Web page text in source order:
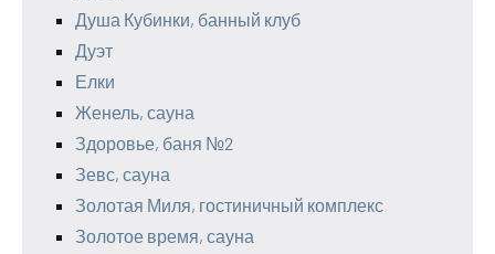
Душа Кубинки, банный клуб
Дуэт
Елки
Женель, сауна
Здоровье, баня №2
Зевс, сауна
Золотая Миля, гостиничный комплекс
Золотое время, сауна